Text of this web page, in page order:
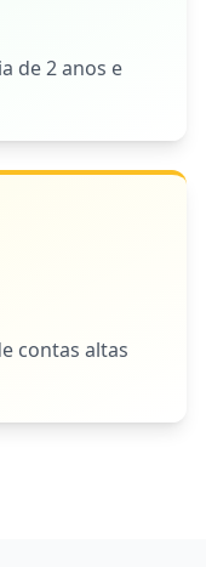
de 2 anos e
contas altas